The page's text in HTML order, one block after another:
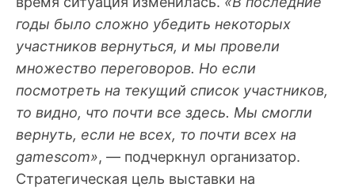
годы было сложно убедить некоторых
участников вернуться, и мы провели
множество переговоров. Но если
посмотреть на текущий список участников,
то видно, что почти все здесь. Мы смогли
вернуть, если не всех, то почти всех на
gamescom», — подчеркнул организатор.
Стратегическая цель выставки на